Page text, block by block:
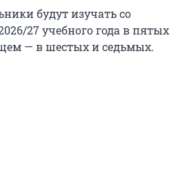
будут изучать со
27 учебного года в пятых
— в шестых и седьмых.